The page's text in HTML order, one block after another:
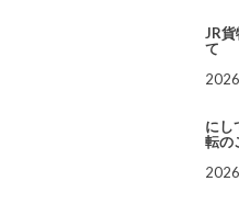
JR
て
にし
転の